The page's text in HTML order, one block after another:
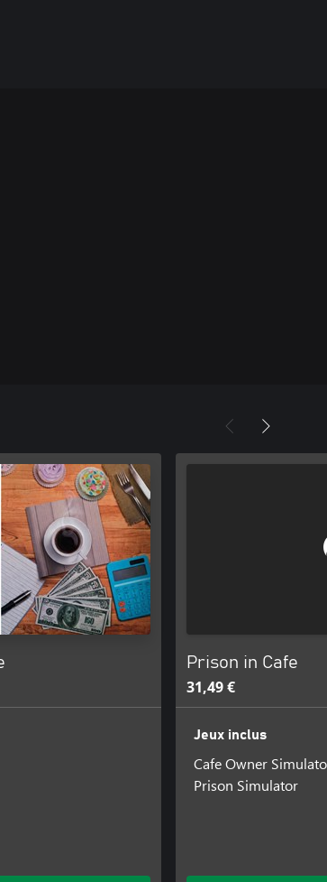
Prison in Cafe
31,49 €
Jeux inclus
Cafe Owner
Prison Simulator